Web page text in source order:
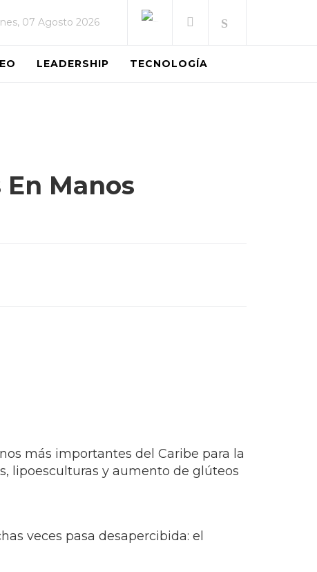
07 Agosto 2026
LEADERSHIP TECNOLOGÍA
Manos
más importantes del Caribe para la
lipoesculturas y aumento de glúteos
veces pasa desapercibida: el